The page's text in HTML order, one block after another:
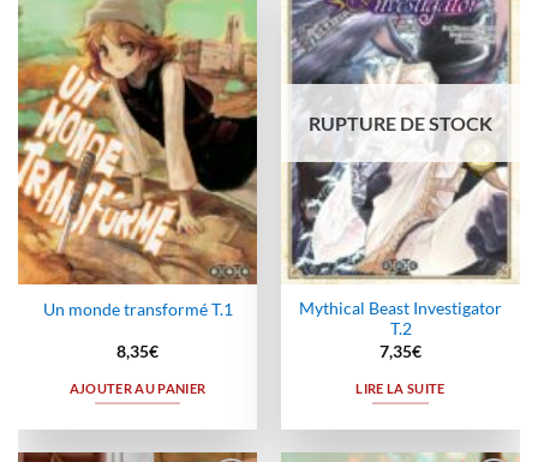
Ajouter
à la
wishlist
Un monde transformé T.1
8,35€
AJOUTER AU PANIER
Ajouter
à la
wishlist
RUPTURE DE STOCK
Mythical Beast Investigator
T.2
7,35€
LIRE LA SUITE